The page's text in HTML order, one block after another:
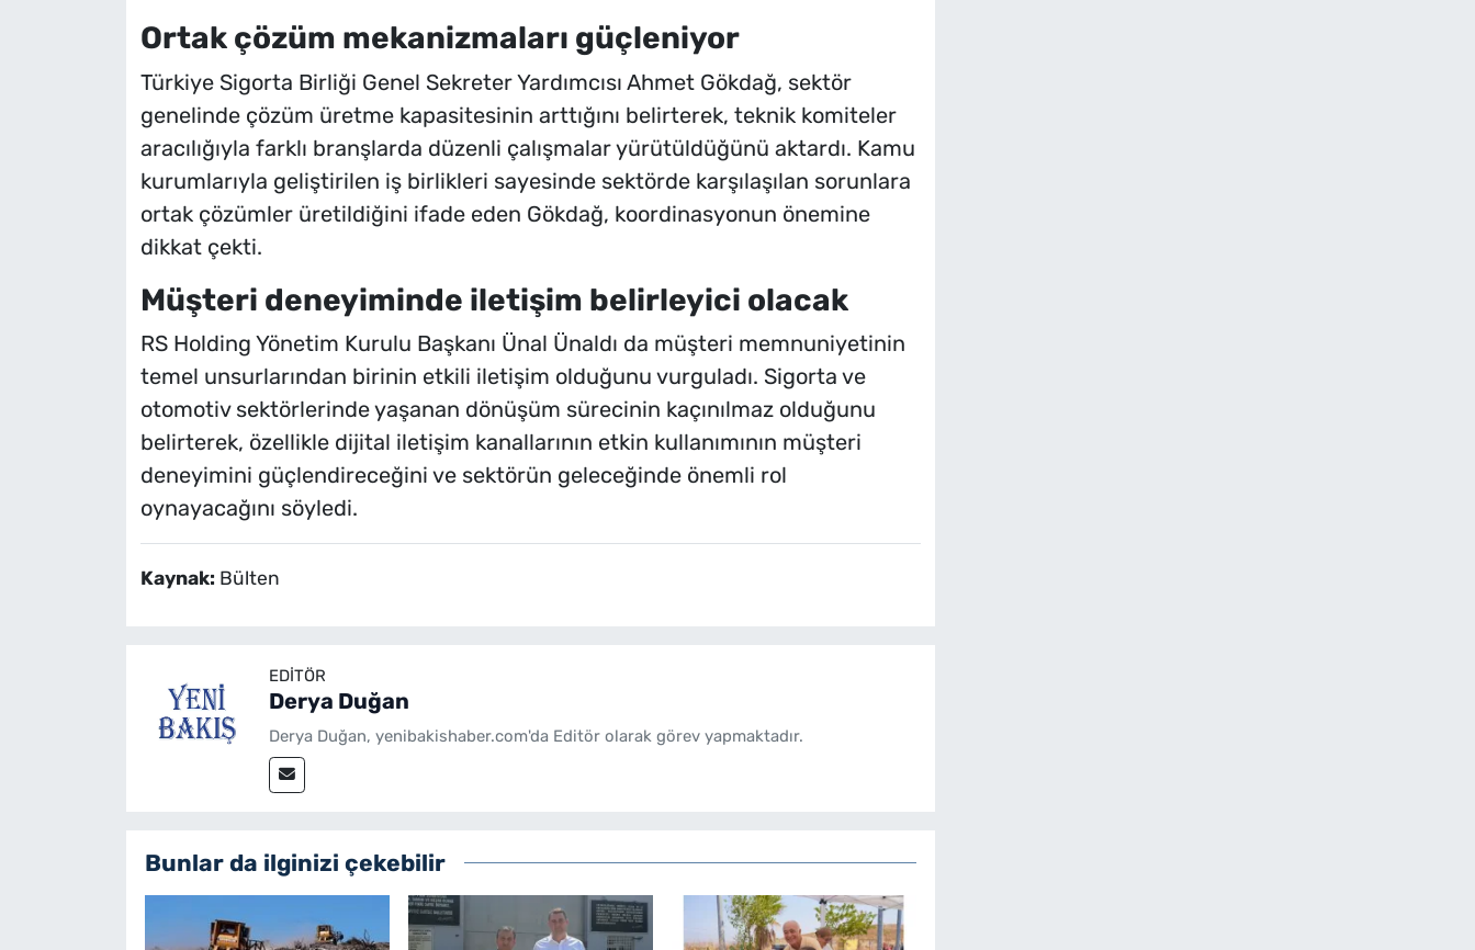
Ortak çözüm mekanizmaları güçleniyor
Türkiye Sigorta Birliği Genel Sekreter Yardımcısı Ahmet Gökdağ, sektör
genelinde çözüm üretme kapasitesinin arttığını belirterek, teknik komiteler
aracılığıyla farklı branşlarda düzenli çalışmalar yürütüldüğünü aktardı. Kamu
kurumlarıyla geliştirilen iş birlikleri sayesinde sektörde karşılaşılan sorunlara
ortak çözümler üretildiğini ifade eden Gökdağ, koordinasyonun önemine
dikkat çekti.
Müşteri deneyiminde iletişim belirleyici olacak
RS Holding Yönetim Kurulu Başkanı Ünal Ünaldı da müşteri memnuniyetinin
temel unsurlarından birinin etkili iletişim olduğunu vurguladı. Sigorta ve
otomotiv sektörlerinde yaşanan dönüşüm sürecinin kaçınılmaz olduğunu
belirterek, özellikle dijital iletişim kanallarının etkin kullanımının müşteri
deneyimini güçlendireceğini ve sektörün geleceğinde önemli rol
oynayacağını söyledi.
Kaynak: Bülten
EDITÖR
Derya Duğan
Derya Duğan, yenibakishaber.com'da Editör olarak görev yapmaktadır.
Bunlar da ilginizi çekebilir